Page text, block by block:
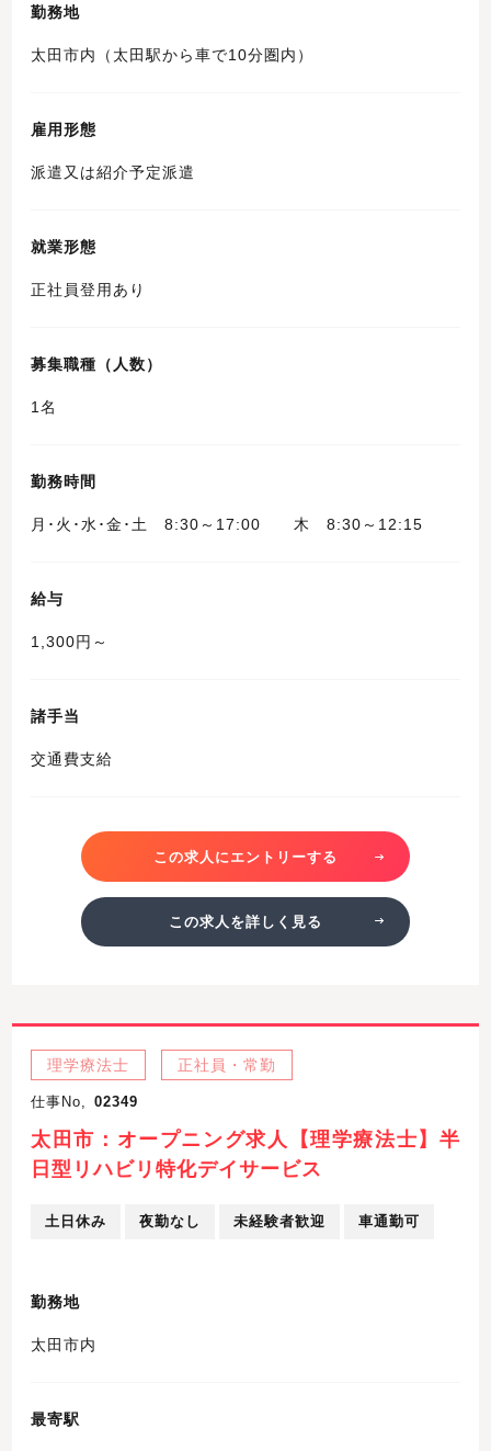
勤務地
太田市内（太田駅から車で10分圏内）
雇用形態
派遣又は紹介予定派遣
就業形態
正社員登用あり
募集職種（人数）
1名
勤務時間
月･火･水･金･土 8:30～17:00 木 8:30～12:15
給与
1,300円～
諸手当
交通費支給
この求人にエントリーする
この求人を詳しく見る
理学療法士 正社員・常勤
仕事No, 02349
太田市：オープニング求人【理学療法士】半
日型リハビリ特化デイサービス
土日休み 夜勤なし 未経験者歓迎 車通勤可
勤務地
太田市内
最寄駅